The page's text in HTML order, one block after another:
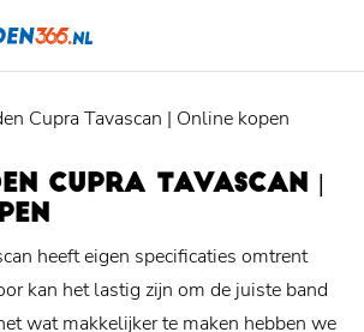
Cupra Tavascan | Online kopen
CUPRA TAVASCAN |
heeft eigen specificaties omtrent
kan het lastig zijn om de juiste band
wat makkelijker te maken hebben we